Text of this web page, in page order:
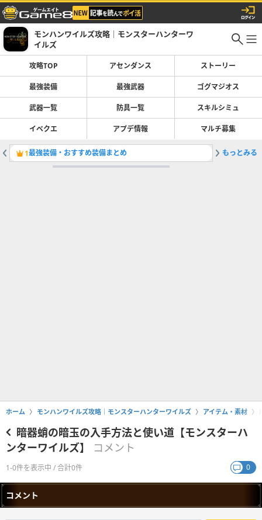
モンハンワイルズ攻略｜モンスターハンターワ
イルズ
攻略TOP アセンダンス ストーリー
最強装備 最強武器 ゴグマジオス
武器一覧 防具一覧 スキルシミュ
イベクエ アプデ情報 マルチ募集
1最強装備・おすすめ装備まとめ 2Switch2
もっとみる
ホーム モンハンワイルズ攻略｜モンスターハンターワイルズ アイテム・素材
暗器蛸の暗玉の入手方法と使い道【モンスターハ
ンターワイルズ】
コメント
1-0件を表示中 / 合計0件 0
コメント